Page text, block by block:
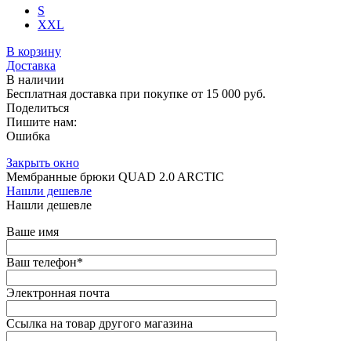
S
XXL
В корзину
Доставка
В наличии
Бесплатная доставка при покупке от 15 000 руб.
Поделиться
Пишите нам:
Ошибка
Закрыть окно
Мембранные брюки QUAD 2.0 ARCTIC
Нашли дешевле
Нашли дешевле
Ваше имя
Ваш телефон*
Электронная почта
Ссылка на товар другого магазина